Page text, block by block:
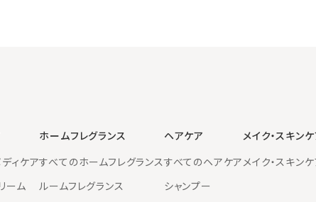
ィケア
ーム
ホームフレグランス
すべてのホームフレグランス
ルームフレグランス
ヘアケア
すべてのヘアケア
シャンプー
メイク・スキン
メイク・スキン